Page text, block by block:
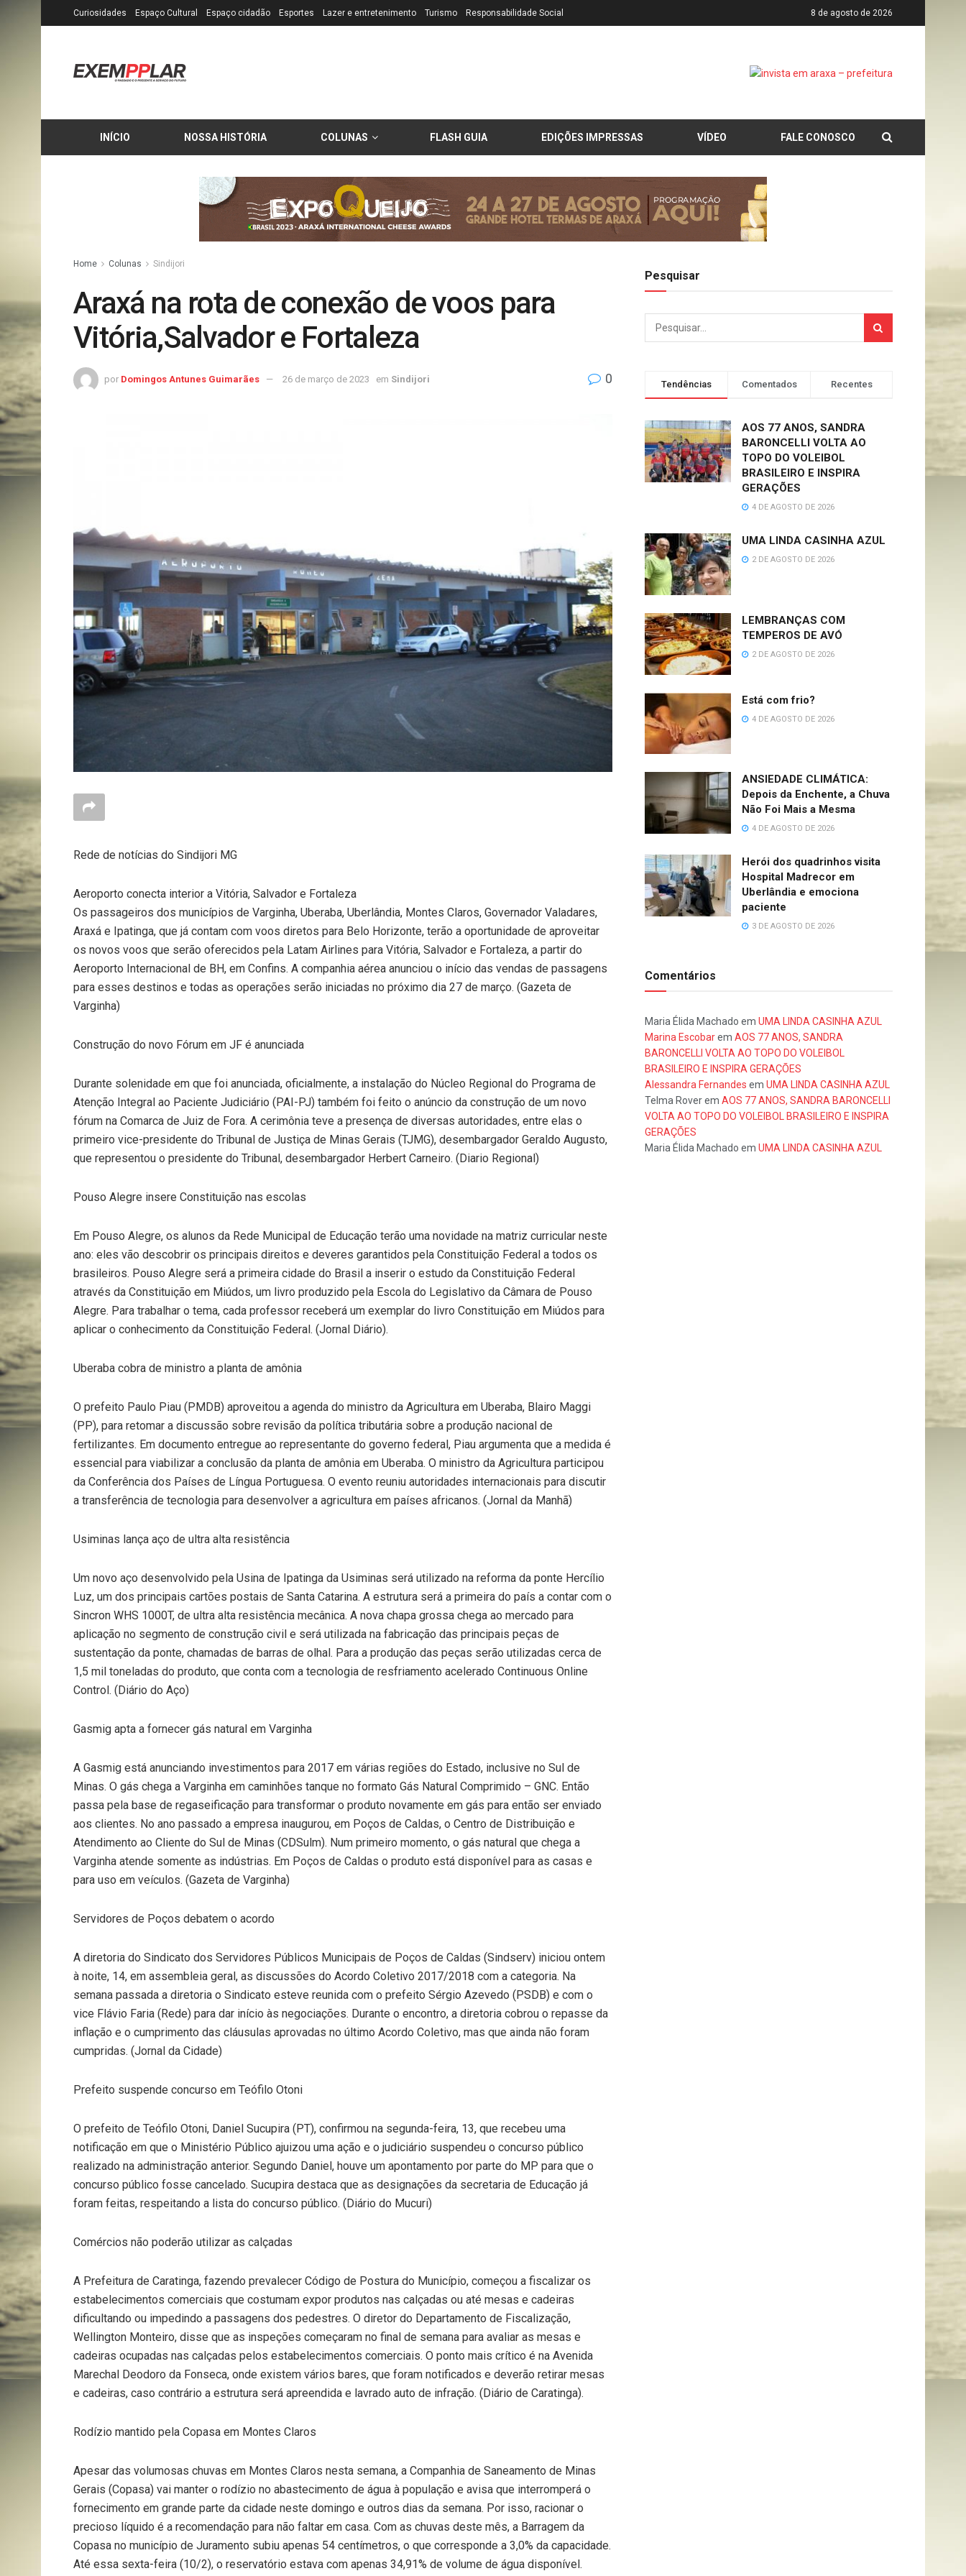
Curiosidades Espaço Cultural Espaço cidadão Esportes Lazer e entretenimento Turismo Responsabilidade Social 8 de agosto de 2026
INÍCIO NOSSA HISTÓRIA COLUNAS FLASH GUIA EDIÇÕES IMPRESSAS VÍDEO FALE CONOSCO
Home Colunas Sindijori
Araxá na rota de conexão de voos para
Vitória,Salvador e Fortaleza
por Domingos Antunes Guimarães 26 de março de 2023 em Sindijori 0
Rede de notícias do Sindijori MG
Aeroporto conecta interior a Vitória, Salvador e Fortaleza
Os passageiros dos municípios de Varginha, Uberaba, Uberlândia, Montes Claros, Governador Valadares,
Araxá e Ipatinga, que já contam com voos diretos para Belo Horizonte, terão a oportunidade de aproveitar
os novos voos que serão oferecidos pela Latam Airlines para Vitória, Salvador e Fortaleza, a partir do
Aeroporto Internacional de BH, em Confins. A companhia aérea anunciou o início das vendas de passagens
para esses destinos e todas as operações serão iniciadas no próximo dia 27 de março. (Gazeta de
Varginha)
Construção do novo Fórum em JF é anunciada
Durante solenidade em que foi anunciada, oficialmente, a instalação do Núcleo Regional do Programa de
Atenção Integral ao Paciente Judiciário (PAI-PJ) também foi feito o anúncio da construção de um novo
fórum na Comarca de Juiz de Fora. A cerimônia teve a presença de diversas autoridades, entre elas o
primeiro vice-presidente do Tribunal de Justiça de Minas Gerais (TJMG), desembargador Geraldo Augusto,
que representou o presidente do Tribunal, desembargador Herbert Carneiro. (Diario Regional)
Pouso Alegre insere Constituição nas escolas
Em Pouso Alegre, os alunos da Rede Municipal de Educação terão uma novidade na matriz curricular neste
ano: eles vão descobrir os principais direitos e deveres garantidos pela Constituição Federal a todos os
brasileiros. Pouso Alegre será a primeira cidade do Brasil a inserir o estudo da Constituição Federal
através da Constituição em Miúdos, um livro produzido pela Escola do Legislativo da Câmara de Pouso
Alegre. Para trabalhar o tema, cada professor receberá um exemplar do livro Constituição em Miúdos para
aplicar o conhecimento da Constituição Federal. (Jornal Diário).
Uberaba cobra de ministro a planta de amônia
O prefeito Paulo Piau (PMDB) aproveitou a agenda do ministro da Agricultura em Uberaba, Blairo Maggi
(PP), para retomar a discussão sobre revisão da política tributária sobre a produção nacional de
fertilizantes. Em documento entregue ao representante do governo federal, Piau argumenta que a medida é
essencial para viabilizar a conclusão da planta de amônia em Uberaba. O ministro da Agricultura participou
da Conferência dos Países de Língua Portuguesa. O evento reuniu autoridades internacionais para discutir
a transferência de tecnologia para desenvolver a agricultura em países africanos. (Jornal da Manhã)
Usiminas lança aço de ultra alta resistência
Um novo aço desenvolvido pela Usina de Ipatinga da Usiminas será utilizado na reforma da ponte Hercílio
Luz, um dos principais cartões postais de Santa Catarina. A estrutura será a primeira do país a contar com o
Sincron WHS 1000T, de ultra alta resistência mecânica. A nova chapa grossa chega ao mercado para
aplicação no segmento de construção civil e será utilizada na fabricação das principais peças de
sustentação da ponte, chamadas de barras de olhal. Para a produção das peças serão utilizadas cerca de
1,5 mil toneladas do produto, que conta com a tecnologia de resfriamento acelerado Continuous Online
Control. (Diário do Aço)
Gasmig apta a fornecer gás natural em Varginha
A Gasmig está anunciando investimentos para 2017 em várias regiões do Estado, inclusive no Sul de
Minas. O gás chega a Varginha em caminhões tanque no formato Gás Natural Comprimido – GNC. Então
passa pela base de regaseificação para transformar o produto novamente em gás para então ser enviado
aos clientes. No ano passado a empresa inaugurou, em Poços de Caldas, o Centro de Distribuição e
Atendimento ao Cliente do Sul de Minas (CD­Sulm). Num primeiro momento, o gás natural que chega a
Varginha atende somente as indústrias. Em Poços de Caldas o produto está disponível para as casas e
para uso em veículos. (Gazeta de Varginha)
Servidores de Poços debatem o acordo
A diretoria do Sindicato dos Servidores Públicos Municipais de Poços de Caldas (Sindserv) iniciou ontem
à noite, 14, em assembleia geral, as discussões do Acordo Coletivo 2017/2018 com a categoria. Na
semana passada a diretoria o Sindicato esteve reunida com o prefeito Sérgio Azevedo (PSDB) e com o
vice Flávio Faria (Rede) para dar início às negociações. Durante o encontro, a diretoria cobrou o repasse da
inflação e o cumprimento das cláusulas aprovadas no último Acordo Coletivo, mas que ainda não foram
cumpridas. (Jornal da Cidade)
Prefeito suspende concurso em Teófilo Otoni
O prefeito de Teófilo Otoni, Daniel Sucupira (PT), confirmou na segunda-feira, 13, que recebeu uma
notificação em que o Ministério Público ajuizou uma ação e o judiciário suspendeu o concurso público
realizado na administração anterior. Segundo Daniel, houve um apontamento por parte do MP para que o
concurso público fosse cancelado. Sucupira destaca que as designações da secretaria de Educação já
foram feitas, respeitando a lista do concurso público. (Diário do Mucuri)
Comércios não poderão utilizar as calçadas
A Prefeitura de Caratinga, fazendo prevalecer Código de Postura do Município, começou a fiscalizar os
estabelecimentos comerciais que costumam expor produtos nas calçadas ou até mesas e cadeiras
dificultando ou impedindo a passagens dos pedestres. O diretor do Departamento de Fiscalização,
Wellington Monteiro, disse que as inspeções começaram no final de semana para avaliar as mesas e
cadeiras ocupadas nas calçadas pelos estabelecimentos comerciais. O ponto mais crítico é na Avenida
Marechal Deodoro da Fonseca, onde existem vários bares, que foram notificados e deverão retirar mesas
e cadeiras, caso contrário a estrutura será apreendida e lavrado auto de infração. (Diário de Caratinga).
Rodízio mantido pela Copasa em Montes Claros
Apesar das volumosas chuvas em Montes Claros nesta semana, a Companhia de Saneamento de Minas
Gerais (Copasa) vai manter o rodízio no abastecimento de água à população e avisa que interromperá o
fornecimento em grande parte da cidade neste domingo e outros dias da semana. Por isso, racionar o
precioso líquido é a recomendação para não faltar em casa. Com as chuvas deste mês, a Barragem da
Copasa no município de Juramento subiu apenas 54 centímetros, o que corresponde a 3,0% da capacidade.
Até essa sexta-feira (10/2), o reservatório estava com apenas 34,91% de volume de água disponível.
Pesquisar
Tendências Comentados Recentes
AOS 77 ANOS, SANDRA
BARONCELLI VOLTA AO
TOPO DO VOLEIBOL
BRASILEIRO E INSPIRA
GERAÇÕES
4 DE AGOSTO DE 2026
UMA LINDA CASINHA AZUL
2 DE AGOSTO DE 2026
LEMBRANÇAS COM
TEMPEROS DE AVÓ
2 DE AGOSTO DE 2026
Está com frio?
4 DE AGOSTO DE 2026
ANSIEDADE CLIMÁTICA:
Depois da Enchente, a Chuva
Não Foi Mais a Mesma
4 DE AGOSTO DE 2026
Herói dos quadrinhos visita
Hospital Madrecor em
Uberlândia e emociona
paciente
3 DE AGOSTO DE 2026
Comentários
Maria Élida Machado em UMA LINDA CASINHA AZUL
Marina Escobarem AOS 77 ANOS, SANDRA
BARONCELLI VOLTA AO TOPO DO VOLEIBOL
BRASILEIRO E INSPIRA GERAÇÕES
Alessandra Fernandes em UMA LINDA CASINHA AZUL
Telma Roverem AOS 77 ANOS, SANDRA BARONCELLI
VOLTA AO TOPO DO VOLEIBOL BRASILEIRO E INSPIRA
GERAÇÕES
Maria Élida Machado em UMA LINDA CASINHA AZUL